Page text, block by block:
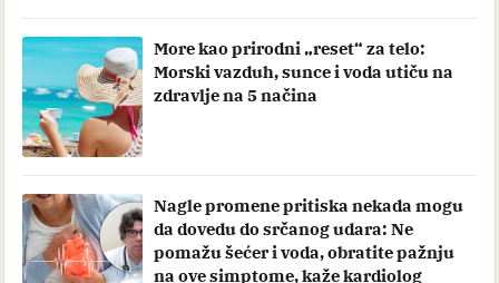
More kao prirodni „reset“ za telo:
Morski vazduh, sunce i voda utiču na
zdravlje na 5 načina
Nagle promene pritiska nekada mogu
da dovedu do srčanog udara: Ne
pomažu šećer i voda, obratite pažnju
na ove simptome, kaže kardiolog